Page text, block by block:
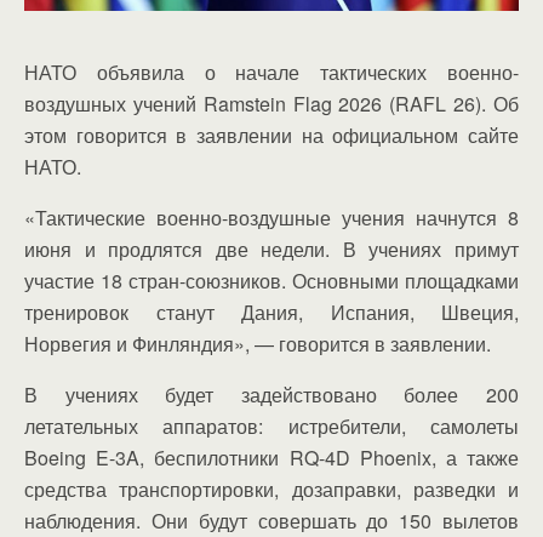
НАТО объявила о начале тактических военно-
воздушных учений Ramstein Flag 2026 (RAFL 26). Об
этом говорится в заявлении на официальном сайте
НАТО.
«Тактические военно-воздушные учения начнутся 8
июня и продлятся две недели. В учениях примут
участие 18 стран-союзников. Основными площадками
тренировок станут Дания, Испания, Швеция,
Норвегия и Финляндия», — говорится в заявлении.
В учениях будет задействовано более 200
летательных аппаратов: истребители, самолеты
Boeing E-3A, беспилотники RQ-4D Phoenix, а также
средства транспортировки, дозаправки, разведки и
наблюдения. Они будут совершать до 150 вылетов